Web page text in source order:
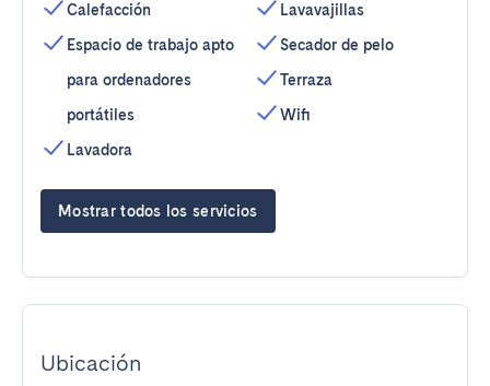
Calefacción
Espacio de trabajo apto
para ordenadores
portátiles
Lavadora
Lavavajillas
Secador de pelo
Terraza
Wifi
Mostrar todos los servicios
Ubicación